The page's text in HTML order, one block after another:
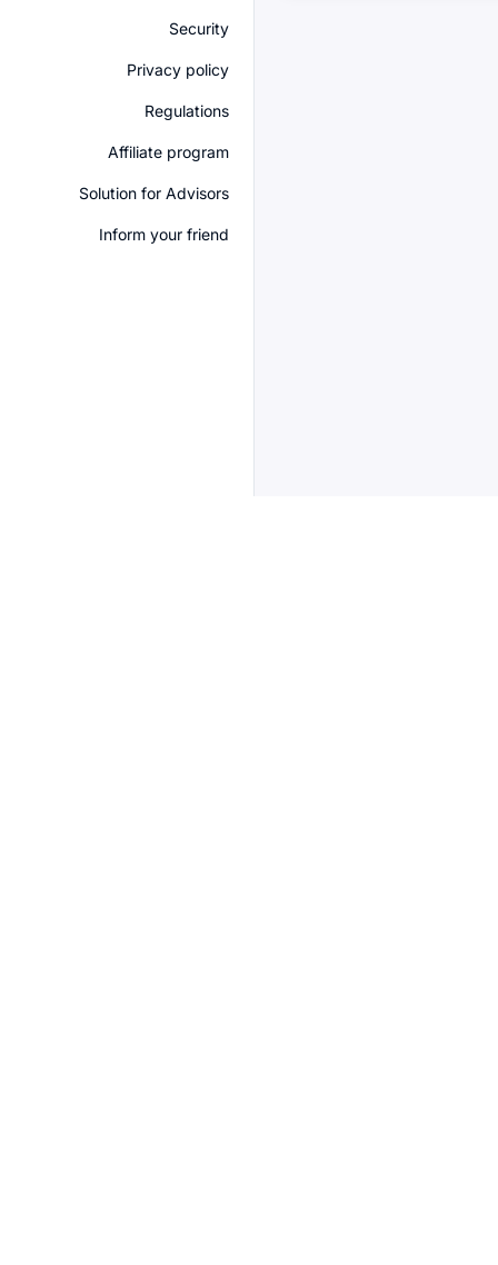
Security
Privacy policy
Regulations
Affiliate program
Solution for Advisors
Inform your friend